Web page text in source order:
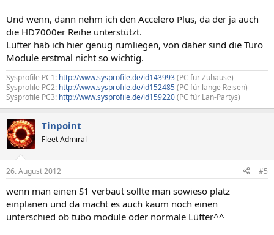
Und wenn, dann nehm ich den Accelero Plus, da der ja auch
die HD7000er Reihe unterstützt.
Lüfter hab ich hier genug rumliegen, von daher sind die Turo
Module erstmal nicht so wichtig.
Sysprofile PC1: http://www.sysprofile.de/id143993(PC für Zuhause)
Sysprofile PC2: http://www.sysprofile.de/id152485(PC für lange Reisen)
Sysprofile PC3: http://www.sysprofile.de/id159220(PC für Lan-Partys)
Tinpoint
Fleet Admiral
26. August 2012 #5
wenn man einen S1 verbaut sollte man sowieso platz
einplanen und da macht es auch kaum noch einen
unterschied ob tubo module oder normale Lüfter^^